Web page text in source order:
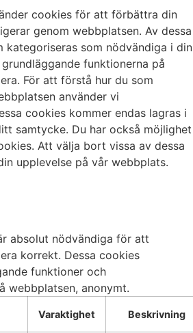
cookies för att förbättra din
genom webbplatsen. Av dessa
kategoriseras som nödvändiga i din
funktionerna på
För att förstå hur du som
använder vi
cookies kommer endas lagras i
samtycke. Du har också möjlighet
Att välja bort vissa av dessa
upplevelse på vår webbplats.
absolut nödvändiga för att
korrekt. Dessa cookies
funktioner och
webbplatsen, anonymt.
Varaktighet Beskrivning